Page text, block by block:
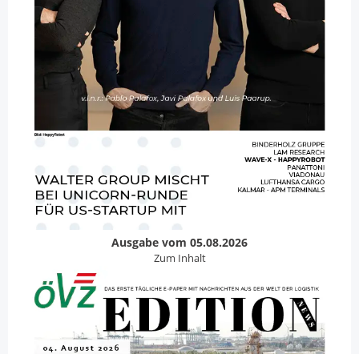
Ausgabe vom 05.08.2026
Zum Inhalt